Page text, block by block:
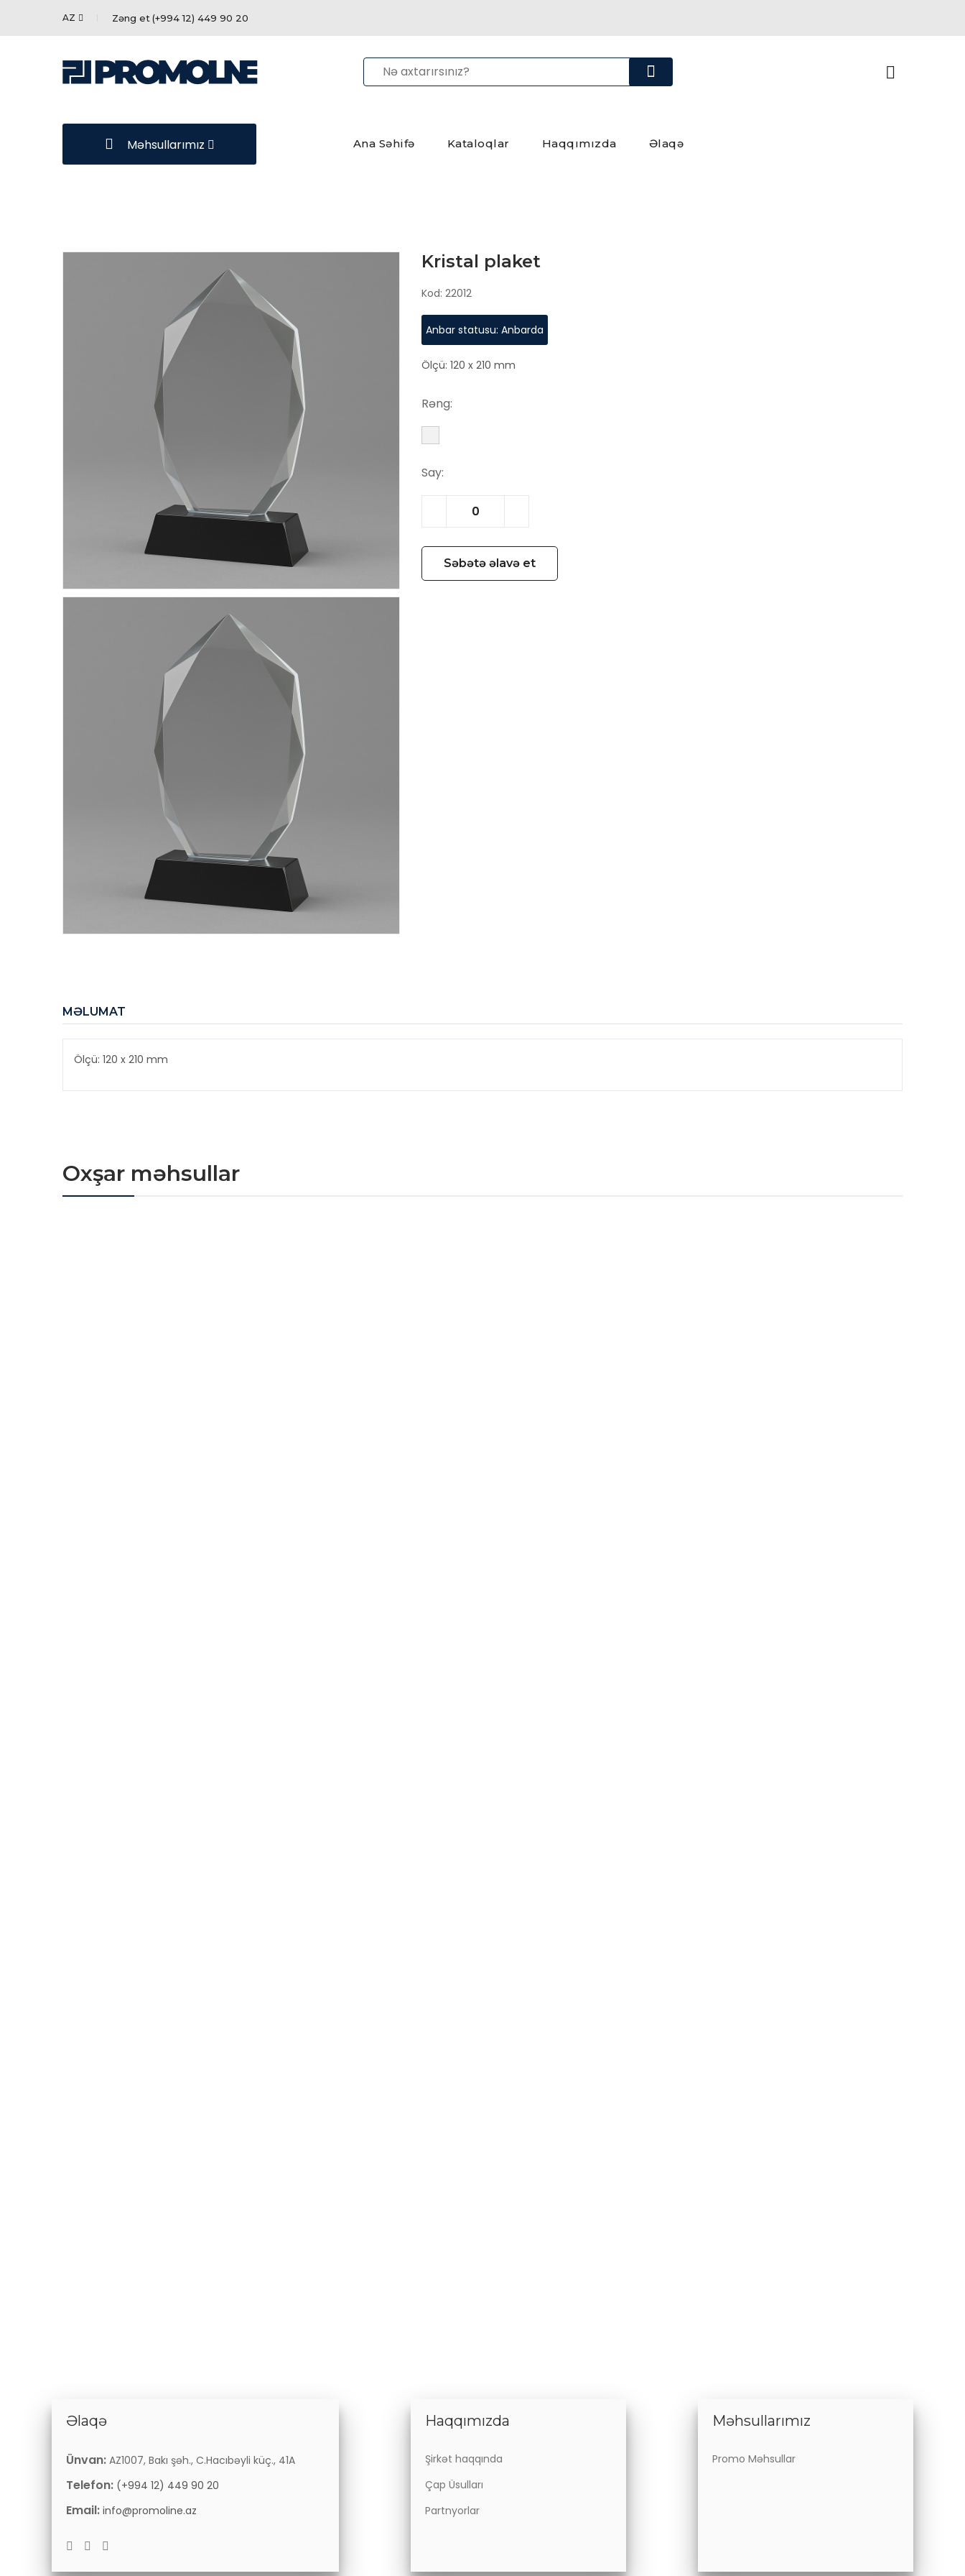
AZ Zəng et (+994 12) 449 90 20
Məhsullarımız Ana Səhifə Kataloqlar Haqqımızda Əlaqə
Kristal plaket
Kod: 22012
Anbar statusu: Anbarda
Ölçü: 120 x 210 mm
Rəng:
Say:
Səbətə əlavə et
MƏLUMAT
Ölçü: 120 x 210 mm
Oxşar məhsullar
Əlaqə
Ünvan: AZ1007, Bakı şəh., C.Hacıbəyli küç., 41A
Telefon: (+994 12) 449 90 20
Email: info@promoline.az
Haqqımızda
Şirkət haqqında
Çap Üsulları
Partnyorlar
Məhsullarımız
Promo Məhsullar